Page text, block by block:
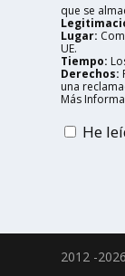
que se
Lugar:
UE.
Tiempo:
Derechos:
una
Más
He
2012 -